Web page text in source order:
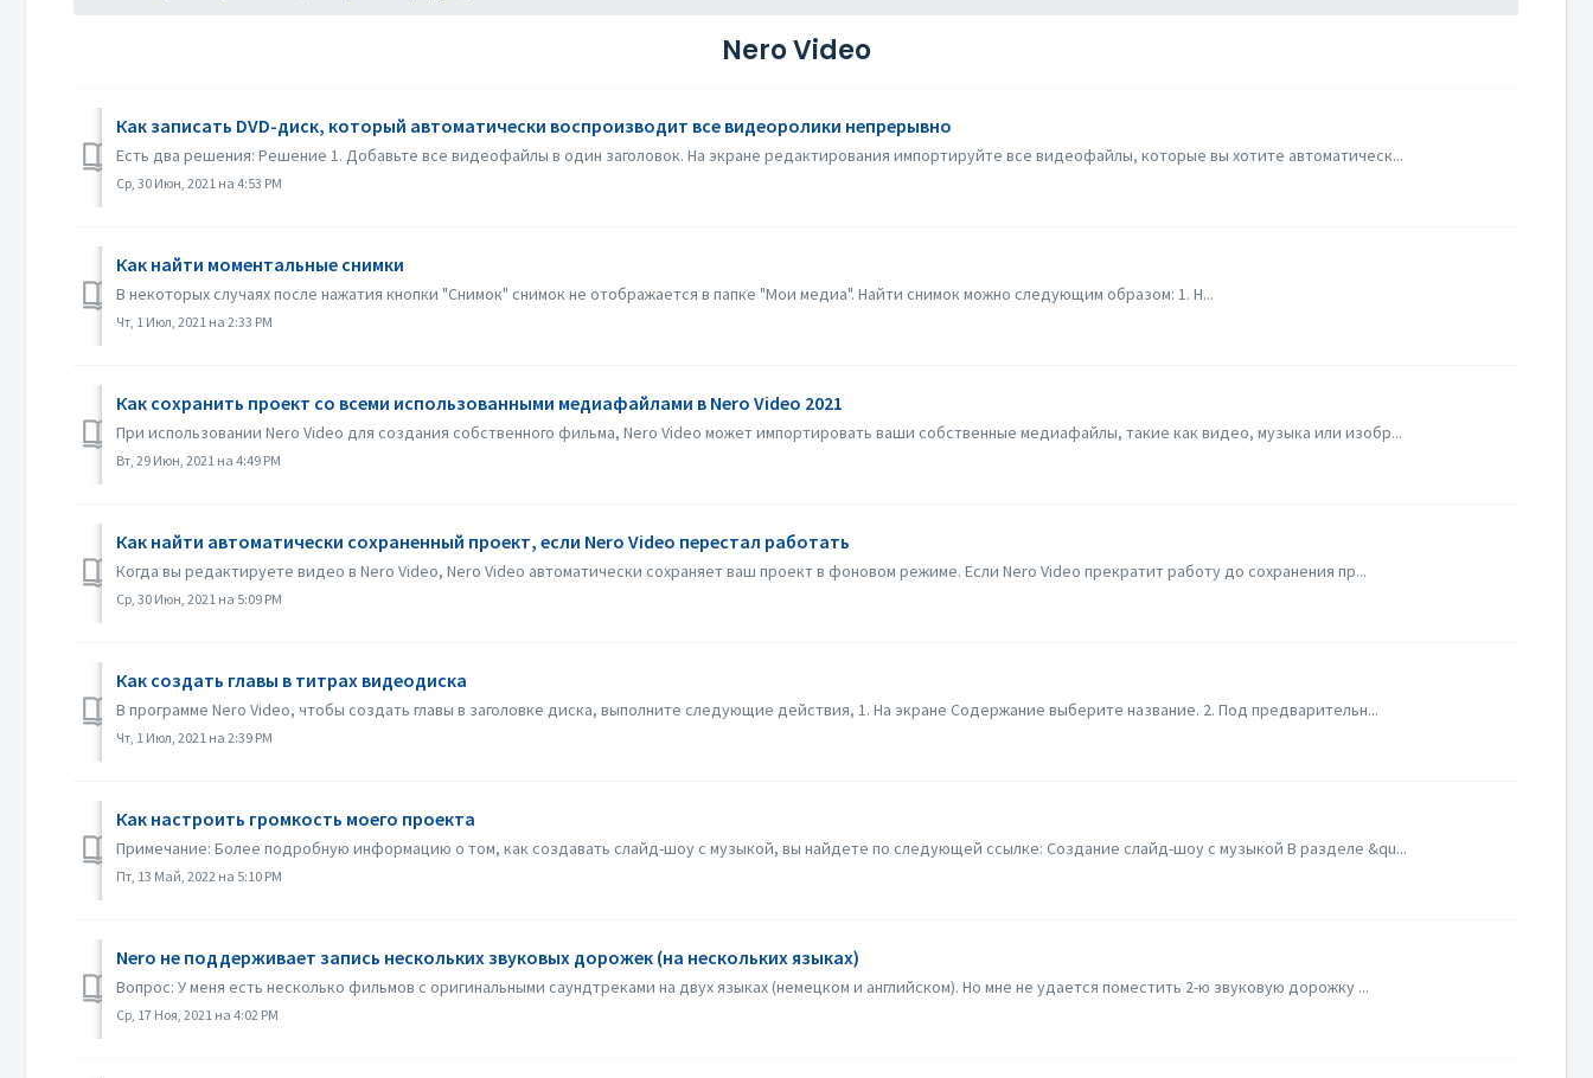
Nero Video
Как записать DVD-диск, который автоматически воспроизводит все видеоролики непрерывно
Есть два решения: Решение 1. Добавьте все видеофайлы в один заголовок. На экране редактирования импортируйте все видеофайлы, которые вы хотите автоматическ...
Ср, 30 Июн, 2021 на 4:53 PM
Как найти моментальные снимки
В некоторых случаях после нажатия кнопки "Снимок" снимок не отображается в папке "Мои медиа". Найти снимок можно следующим образом: 1. Н...
Чт, 1 Июл, 2021 на 2:33 PM
Как сохранить проект со всеми использованными медиафайлами в Nero Video 2021
При использовании Nero Video для создания собственного фильма, Nero Video может импортировать ваши собственные медиафайлы, такие как видео, музыка или изобр...
Вт, 29 Июн, 2021 на 4:49 PM
Как найти автоматически сохраненный проект, если Nero Video перестал работать
Когда вы редактируете видео в Nero Video, Nero Video автоматически сохраняет ваш проект в фоновом режиме. Если Nero Video прекратит работу до сохранения пр...
Ср, 30 Июн, 2021 на 5:09 PM
Как создать главы в титрах видеодиска
В программе Nero Video, чтобы создать главы в заголовке диска, выполните следующие действия, 1. На экране Содержание выберите название. 2. Под предварительн...
Чт, 1 Июл, 2021 на 2:39 PM
Как настроить громкость моего проекта
Примечание: Более подробную информацию о том, как создавать слайд-шоу с музыкой, вы найдете по следующей ссылке: Создание слайд-шоу с музыкой В разделе &qu...
Пт, 13 Май, 2022 на 5:10 PM
Nero не поддерживает запись нескольких звуковых дорожек (на нескольких языках)
Вопрос: У меня есть несколько фильмов с оригинальными саундтреками на двух языках (немецком и английском). Но мне не удается поместить 2-ю звуковую дорожку ...
Ср, 17 Ноя, 2021 на 4:02 PM